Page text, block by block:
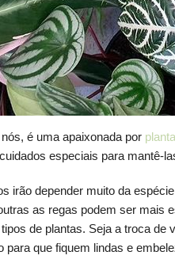
é uma apaixonada por
especiais para mantê-
irão depender muito da
as regas podem ser mais
de plantas. Seja a troca
para que fiquem lindas e